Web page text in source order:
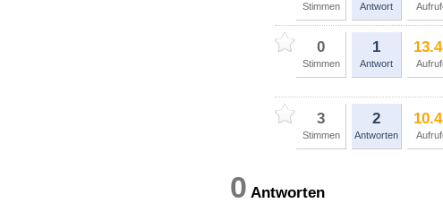
Stimmen Antwort
0
Stimmen
1
Antwort
3
Stimmen
2
Antworten
0 Antworten